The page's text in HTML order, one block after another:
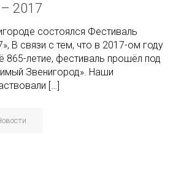
2017
состоялся Фестиваль
В связи с тем, что в 2017-ом году
865-летие, фестиваль прошёл под
Звенигород». Наши
[…]